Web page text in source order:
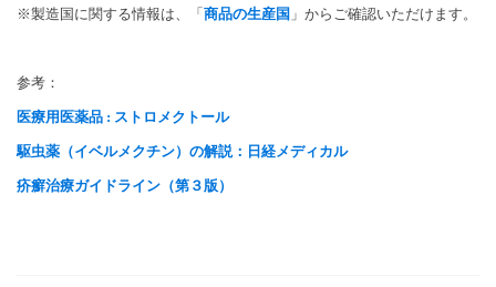
※製造国に関する情報は、「商品の生産国 」 からご確認いただけます。
参考：
医療用医薬品 : ストロメクトール
駆虫薬（イベルメクチン）の解説：日経メディカル
疥癬治療ガイドライン（第３版）